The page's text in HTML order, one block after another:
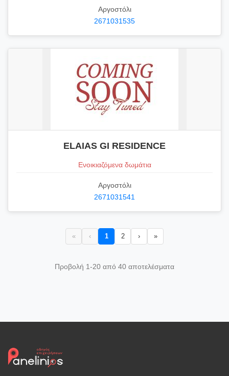
Αργοστόλι
2671031535
ELAIAS GI RESIDENCE
Ενοικιαζόμενα δωμάτια
Αργοστόλι
2671031541
« ‹ 1 2 › »
Προβολή 1-20 από 40 αποτελέσματα